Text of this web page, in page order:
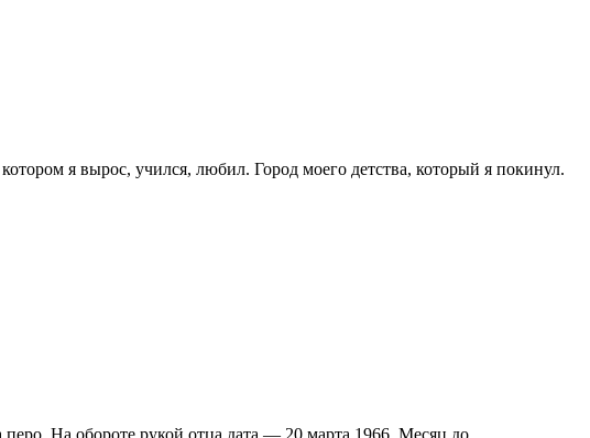
я вырос, учился, любил. Город моего детства, который я покинул.
перо. На обороте рукой отца дата — 20 марта 1966. Месяц до